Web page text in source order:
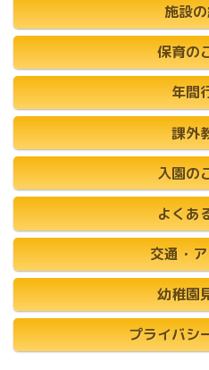
施設
保育の
年間
課外
入園の
よくあ
交通・
幼稚園
プライバシ